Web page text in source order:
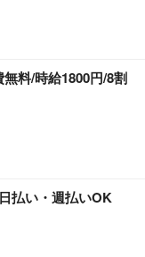
料/時給1800円/8割
払い・週払いOK